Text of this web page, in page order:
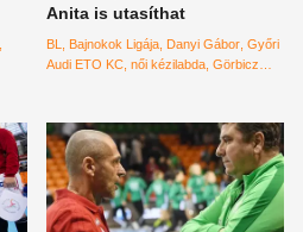
Anita is utasíthat
BL Bajnokok Ligája Danyi Gábor Győri
Audi ETO KC női kézilabda Görbicz